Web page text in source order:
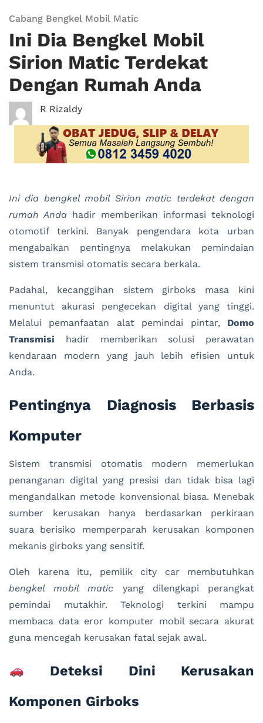
Cabang Bengkel Mobil Matic
Ini Dia Bengkel Mobil
Sirion Matic Terdekat
Dengan Rumah Anda
R Rizaldy
Ini dia bengkel mobil Sirion matic terdekat dengan
rumah Anda hadir memberikan informasi teknologi
otomotif terkini. Banyak pengendara kota urban
mengabaikan pentingnya melakukan pemindaian
sistem transmisi otomatis secara berkala.
Padahal, kecanggihan sistem girboks masa kini
menuntut akurasi pengecekan digital yang tinggi.
Melalui pemanfaatan alat pemindai pintar, Domo
Transmisi hadir memberikan solusi perawatan
kendaraan modern yang jauh lebih efisien untuk
Anda.
Pentingnya Diagnosis Berbasis
Komputer
Sistem transmisi otomatis modern memerlukan
penanganan digital yang presisi dan tidak bisa lagi
mengandalkan metode konvensional biasa. Menebak
sumber kerusakan hanya berdasarkan perkiraan
suara berisiko memperparah kerusakan komponen
mekanis girboks yang sensitif.
Oleh karena itu, pemilik city car membutuhkan
bengkel mobil matic yang dilengkapi perangkat
pemindai mutakhir. Teknologi terkini mampu
membaca data eror komputer mobil secara akurat
guna mencegah kerusakan fatal sejak awal.
Deteksi Dini Kerusakan
Komponen Girboks